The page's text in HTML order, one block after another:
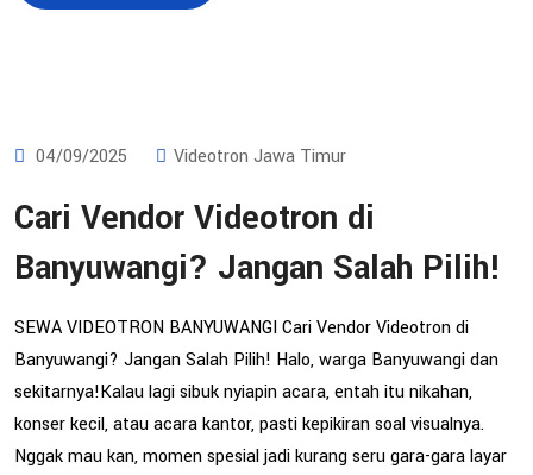
04/09/2025 Videotron Jawa Timur
Cari Vendor Videotron di
Banyuwangi? Jangan Salah Pilih!
SEWA VIDEOTRON BANYUWANGI Cari Vendor Videotron di
Banyuwangi? Jangan Salah Pilih! Halo, warga Banyuwangi dan
sekitarnya!Kalau lagi sibuk nyiapin acara, entah itu nikahan,
konser kecil, atau acara kantor, pasti kepikiran soal visualnya.
Nggak mau kan, momen spesial jadi kurang seru gara-gara layar